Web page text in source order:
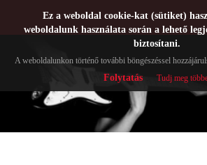
Ez a weboldal cookie-kat (sütiket)
weboldalunk használata során a lehető
biztosítani.
A weboldalunkon történő további böngészéssel
Folytatás Tudj meg